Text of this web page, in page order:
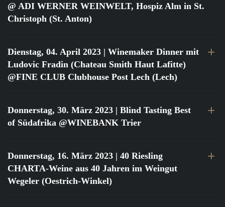
@ ADI WERNER WEINWELT, Hospiz Alm in St.
Christoph (St. Anton)
Dienstag, 04. April 2023 | Winemaker Dinner mit
Ludovic Fradin (Chateau Smith Haut Lafitte)
@FINE CLUB Clubhouse Post Lech (Lech)
Donnerstag, 30. März 2023 | Blind Tasting Best
of Südafrika @WINEBANK Trier
Donnerstag, 16. März 2023 | 40 Riesling
CHARTA-Weine aus 40 Jahren im Weingut
Wegeler (Oestrich-Winkel)